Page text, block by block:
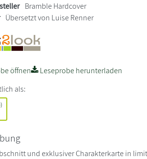
Bramble Hardcover
Übersetzt von Luise Renner
öffnen
Leseprobe herunterladen
als:
und exklusiver Charakterkarte in